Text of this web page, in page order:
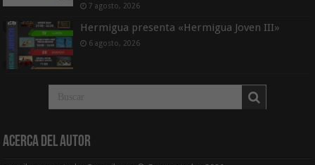
7 agosto, 2026
Hermigua presenta «Hermigua Joven III»
6 agosto, 2026
Acerca del Autor